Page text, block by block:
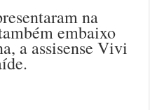
na
embaixo
a assisense Vivi